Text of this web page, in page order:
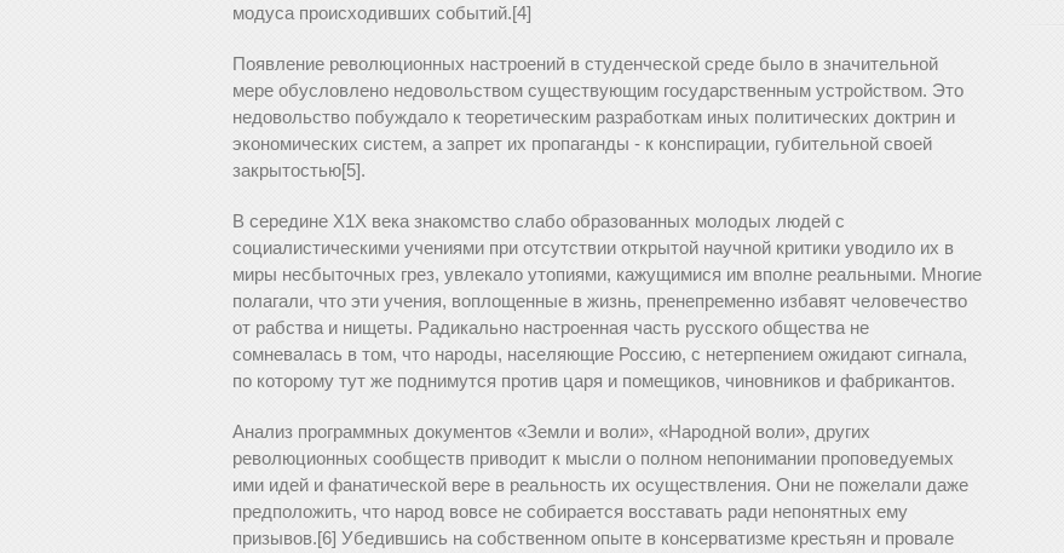
модуса происходивших событий.[4]
Появление революционных настроений в студенческой среде было в значительной
мере обусловлено недовольством существующим государственным устройством. Это
недовольство побуждало к теоретическим разработкам иных политических доктрин и
экономических систем, а запрет их пропаганды - к конспирации, губительной своей
закрытостью[5].
В середине Х1Х века знакомство слабо образованных молодых людей с
социалистическими учениями при отсутствии открытой научной критики уводило их в
миры несбыточных грез, увлекало утопиями, кажущимися им вполне реальными. Многие
полагали, что эти учения, воплощенные в жизнь, пренепременно избавят человечество
от рабства и нищеты. Радикально настроенная часть русского общества не
сомневалась в том, что народы, населяющие Россию, с нетерпением ожидают сигнала,
по которому тут же поднимутся против царя и помещиков, чиновников и фабрикантов.
Анализ программных документов «Земли и воли», «Народной воли», других
революционных сообществ приводит к мысли о полном непонимании проповедуемых
ими идей и фанатической вере в реальность их осуществления. Они не пожелали даже
предположить, что народ вовсе не собирается восставать ради непонятных ему
призывов.[6] Убедившись на собственном опыте в консерватизме крестьян и провале